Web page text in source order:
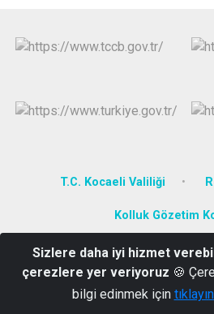
T.C. Kocaeli Valiliği
Kolluk Gözetim
Yenişehir Mahallesi Ova Sokak
0 (262) 322 22 60 ( Santral )
Sizlere daha iyi hizmet
çerezlere yer veriyoruz 🍪
bilgi edinmek için